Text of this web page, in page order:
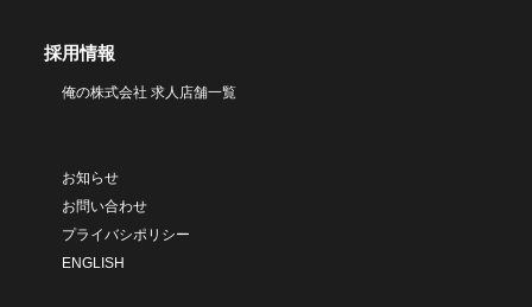
採用情報
俺の株式会社 求人店舗一覧
お知らせ
お問い合わせ
プライバシポリシー
ENGLISH